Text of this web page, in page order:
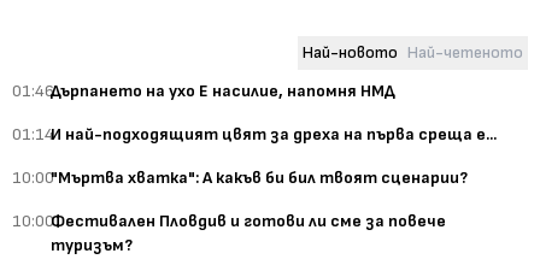
Най-новото Най-четеното
01:46Дърпането на ухо Е насилие, напомня НМД
01:14И най-подходящият цвят за дреха на първа среща е...
10:00"Мъртва хватка": А какъв би бил твоят сценарии?
10:00Фестивален Пловдив и готови ли сме за повече
туризъм?